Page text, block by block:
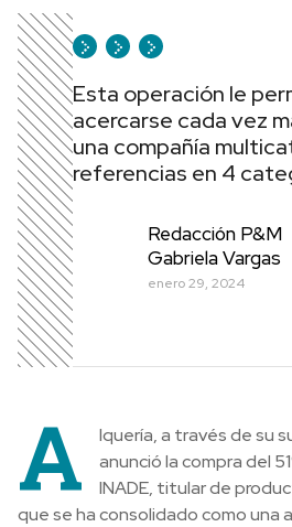
Esta operación le
acercarse cada vez
una compañía
referencias en 4
Redacción P&M
Gabriela Vargas
enero 29, 2024
A
lquería, a través de su
anunció la compra del
INADE, titular de
que se ha consolidado como una